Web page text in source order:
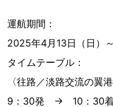
運航期間：
2025年4月13日（日）
タイムテーブル：
〈往路／淡路交流の翼
9：30発 → 10：30